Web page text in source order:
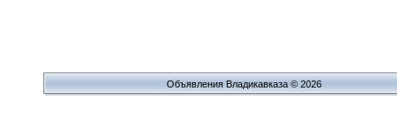
Объявления Владикавказа © 2026